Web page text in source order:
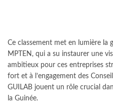
Ce classement met en lumière la
MPTEN, qui a su instaurer une
ambitieux pour ces entreprises
fort et à l’engagement des
GUILAB jouent un rôle crucial
la Guinée.